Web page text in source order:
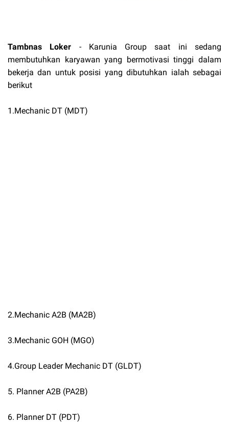
Tambnas Loker - Karunia Group
saat ini sedang
membutuhkan karyawan yang bermotivasi tinggi dalam
bekerja dan untuk posisi yang dibutuhkan ialah sebagai
berikut
1.Mechanic DT (MDT)
2.Mechanic A2B (MA2B)
3.Mechanic GOH (MGO)
4.Group Leader Mechanic DT (GLDT)
5. Planner A2B (PA2B)
6. Planner DT (PDT)